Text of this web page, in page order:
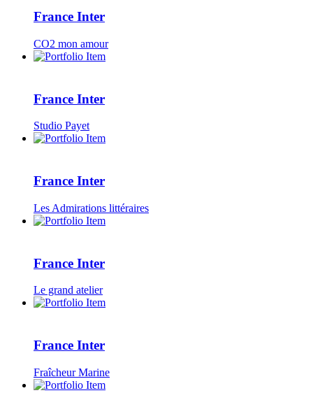
France Inter
CO2 mon amour
France Inter
Studio Payet
France Inter
Les Admirations littéraires
France Inter
Le grand atelier
France Inter
Fraîcheur Marine